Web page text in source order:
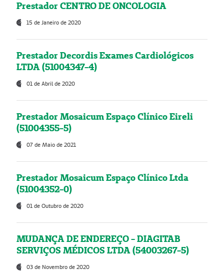
Prestador CENTRO DE ONCOLOGIA
15 de Janeiro de 2020
Prestador Decordis Exames Cardiológicos
LTDA (51004347-4)
01 de Abril de 2020
Prestador Mosaicum Espaço Clínico Eireli
(51004355-5)
07 de Maio de 2021
Prestador Mosaicum Espaço Clínico Ltda
(51004352-0)
01 de Outubro de 2020
MUDANÇA DE ENDEREÇO - DIAGITAB
SERVIÇOS MÉDICOS LTDA (54003267-5)
03 de Novembro de 2020